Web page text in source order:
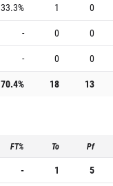
33.3% 1 0
- 0 0
- 0 0
70.4% 18 13
FT% To Pf
- 1 5